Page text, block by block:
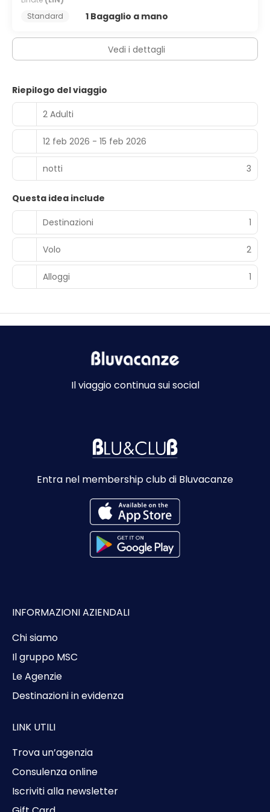
Standard
1 Bagaglio a mano
Vedi i dettagli
Riepilogo del viaggio
2 Adulti
12 feb 2026 - 15 feb 2026
notti 3
Questa idea include
Destinazioni
1
Volo 2
Alloggi 1
Il viaggio continua sui social
Entra nel membership club di Bluvacanze
INFORMAZIONI AZIENDALI
Chi siamo
Il gruppo MSC
Le Agenzie
Destinazioni in evidenza
LINK UTILI
Trova un’agenzia
Consulenza online
Iscriviti alla newsletter